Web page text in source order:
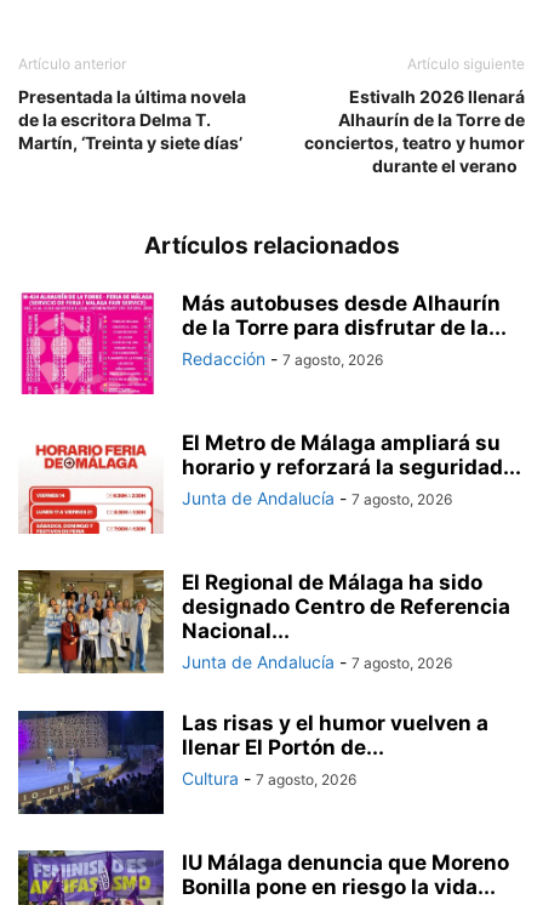
Artículo anterior
Presentada la última novela
de la escritora Delma T.
Martín, ‘Treinta y siete días’
Artículo siguiente
Estivalh 2026 llenará
Alhaurín de la Torre de
conciertos, teatro y humor
durante el verano
Artículos relacionados
Más autobuses desde Alhaurín
de la Torre para disfrutar de la...
Redacción - 7 agosto, 2026
El Metro de Málaga ampliará su
horario y reforzará la seguridad...
Junta de Andalucía - 7 agosto, 2026
El Regional de Málaga ha sido
designado Centro de Referencia
Nacional...
Junta de Andalucía - 7 agosto, 2026
Las risas y el humor vuelven a
llenar El Portón de...
Cultura - 7 agosto, 2026
IU Málaga denuncia que Moreno
Bonilla pone en riesgo la vida...